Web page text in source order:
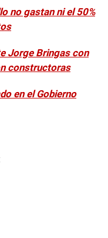
no gastan ni el 50%
Jorge Bringas con
constructoras
en el Gobierno